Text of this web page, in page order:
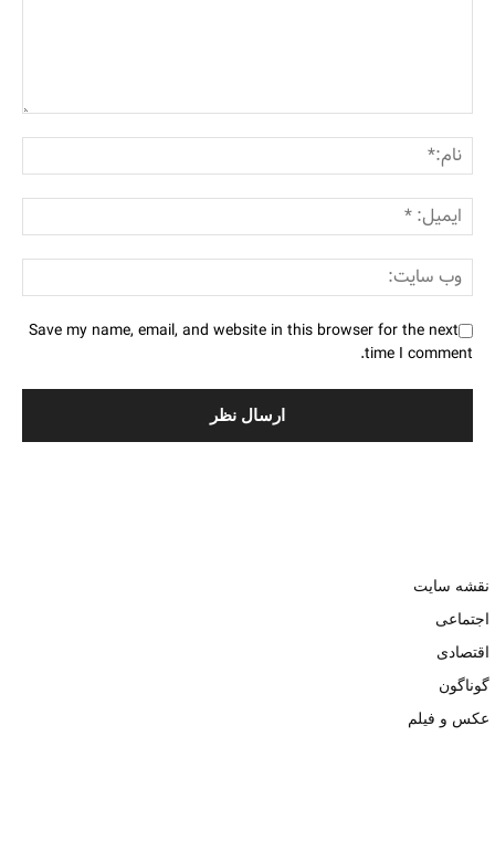
Save my name, email, and website in this browser for the next
time I comment.
نقشه سایت
اجتماعی
اقتصادی
گوناگون
عکس و فیلم